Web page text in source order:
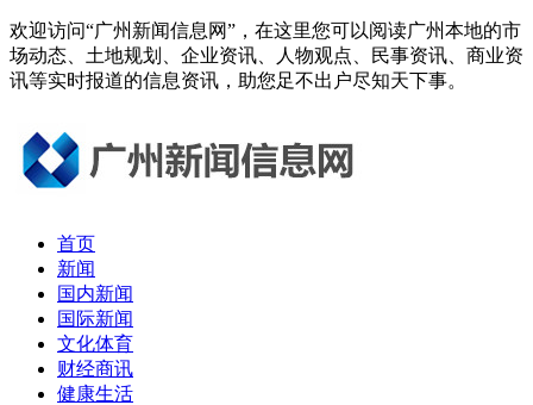
欢迎访问“广州新闻信息网”，在这里您可以阅读广州本地的市
场动态、土地规划、企业资讯、人物观点、民事资讯、商业资
讯等实时报道的信息资讯，助您足不出户尽知天下事。
首页
新闻
国内新闻
国际新闻
文化体育
财经商讯
健康生活